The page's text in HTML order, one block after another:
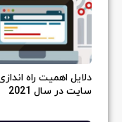
دلایل اهمیت راه
سایت در سال 2021